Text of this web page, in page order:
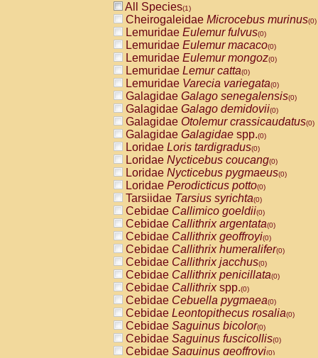
All Species(1)
Cheirogaleidae Microcebus murinus(0)
Lemuridae Eulemur fulvus(0)
Lemuridae Eulemur macaco(0)
Lemuridae Eulemur mongoz(0)
Lemuridae Lemur catta(0)
Lemuridae Varecia variegata(0)
Galagidae Galago senegalensis(0)
Galagidae Galago demidovii(0)
Galagidae Otolemur crassicaudatus(0)
Galagidae Galagidae spp.(0)
Loridae Loris tardigradus(0)
Loridae Nycticebus coucang(0)
Loridae Nycticebus pygmaeus(0)
Loridae Perodicticus potto(0)
Tarsiidae Tarsius syrichta(0)
Cebidae Callimico goeldii(0)
Cebidae Callithrix argentata(0)
Cebidae Callithrix geoffroyi(0)
Cebidae Callithrix humeralifer(0)
Cebidae Callithrix jacchus(0)
Cebidae Callithrix penicillata(0)
Cebidae Callithrixspp.(0)
Cebidae Cebuella pygmaea(0)
Cebidae Leontopithecus rosalia(0)
Cebidae Saguinus bicolor(0)
Cebidae Saguinus fuscicollis(0)
Cebidae Saguinus geoffroyi(0)